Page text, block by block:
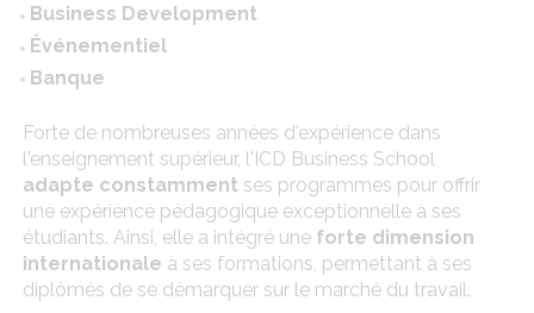
Business Development
Événementiel
Banque
Forte de nombreuses années d'expérience dans
l'enseignement supérieur, l'ICD Business School
adapte constamment ses programmes pour offrir
une expérience pédagogique exceptionnelle à ses
étudiants. Ainsi, elle a intégré une forte dimension
internationale à ses formations, permettant à ses
diplômés de se démarquer sur le marché du travail.